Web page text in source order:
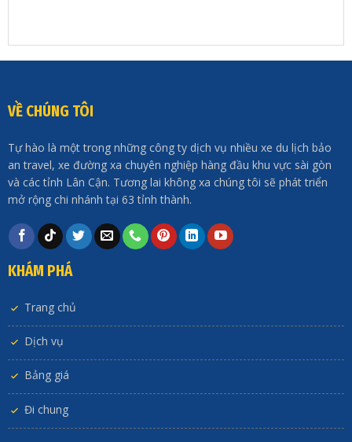
VỀ CHÚNG TÔI
Tự hào là một trong những công ty dịch vụ nhiều xe du lịch bảo
an travel, xe đường xa chuyên nghiệp hàng đầu khu vực sài gòn
và các tỉnh Lân Cận. Tương lai không xa chúng tôi sẽ phát triển
mở rộng chi nhánh tại 63 tỉnh thành.
KHÁM PHÁ
Trang chủ
Dịch vụ
Bảng giá
Đi chung